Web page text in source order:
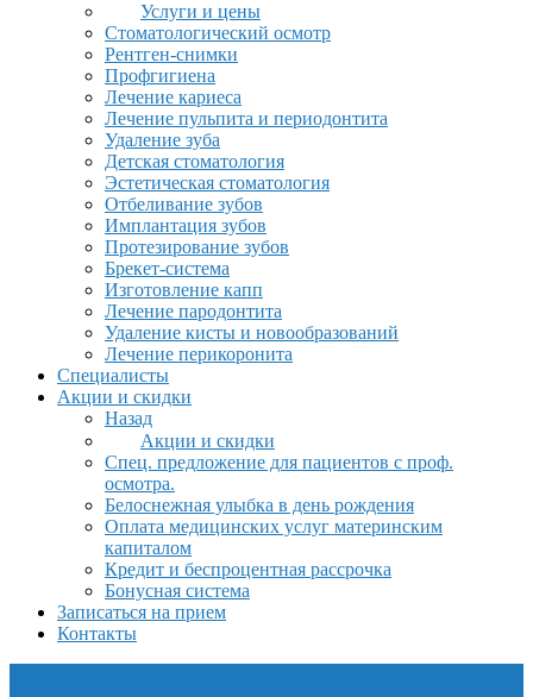
Услуги и цены
Стоматологический осмотр
Рентген-снимки
Профгигиена
Лечение кариеса
Лечение пульпита и периодонтита
Удаление зуба
Детская стоматология
Эстетическая стоматология
Отбеливание зубов
Имплантация зубов
Протезирование зубов
Брекет-система
Изготовление капп
Лечение пародонтита
Удаление кисты и новообразований
Лечение перикоронита
Специалисты
Акции и скидки
Назад
Акции и скидки
Спец. предложение для пациентов с проф.
осмотра.
Белоснежная улыбка в день рождения
Оплата медицинских услуг материнским
капиталом
Кредит и беспроцентная рассрочка
Бонусная система
Записаться на прием
Контакты